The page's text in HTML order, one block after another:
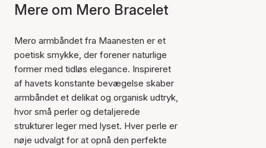
Mere om Mero Bracelet
Mero armbåndet fra Maanesten er et
poetisk smykke, der forener naturlige
former med tidløs elegance. Inspireret
af havets konstante bevægelse skaber
armbåndet et delikat og organisk udtryk,
hvor små perler og detaljerede
strukturer leger med lyset. Hver perle er
nøje udvalgt for at opnå den perfekte